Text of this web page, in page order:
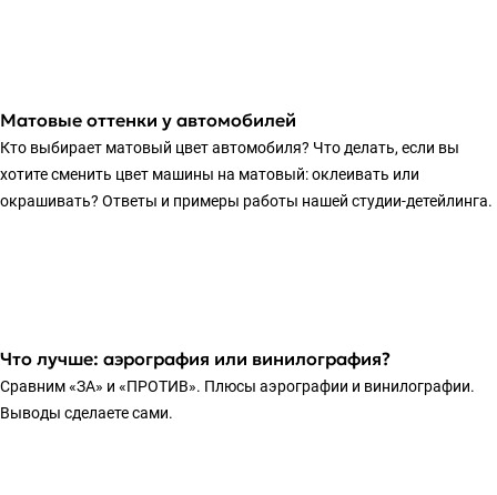
Матовые оттенки у автомобилей
Кто выбирает матовый цвет автомобиля? Что делать, если вы
хотите сменить цвет машины на матовый: оклеивать или
окрашивать? Ответы и примеры работы нашей студии-детейлинга.
Что лучше: аэрография или винилография?
Сравним «ЗА» и «ПРОТИВ». Плюсы аэрографии и винилографии.
Выводы сделаете сами.